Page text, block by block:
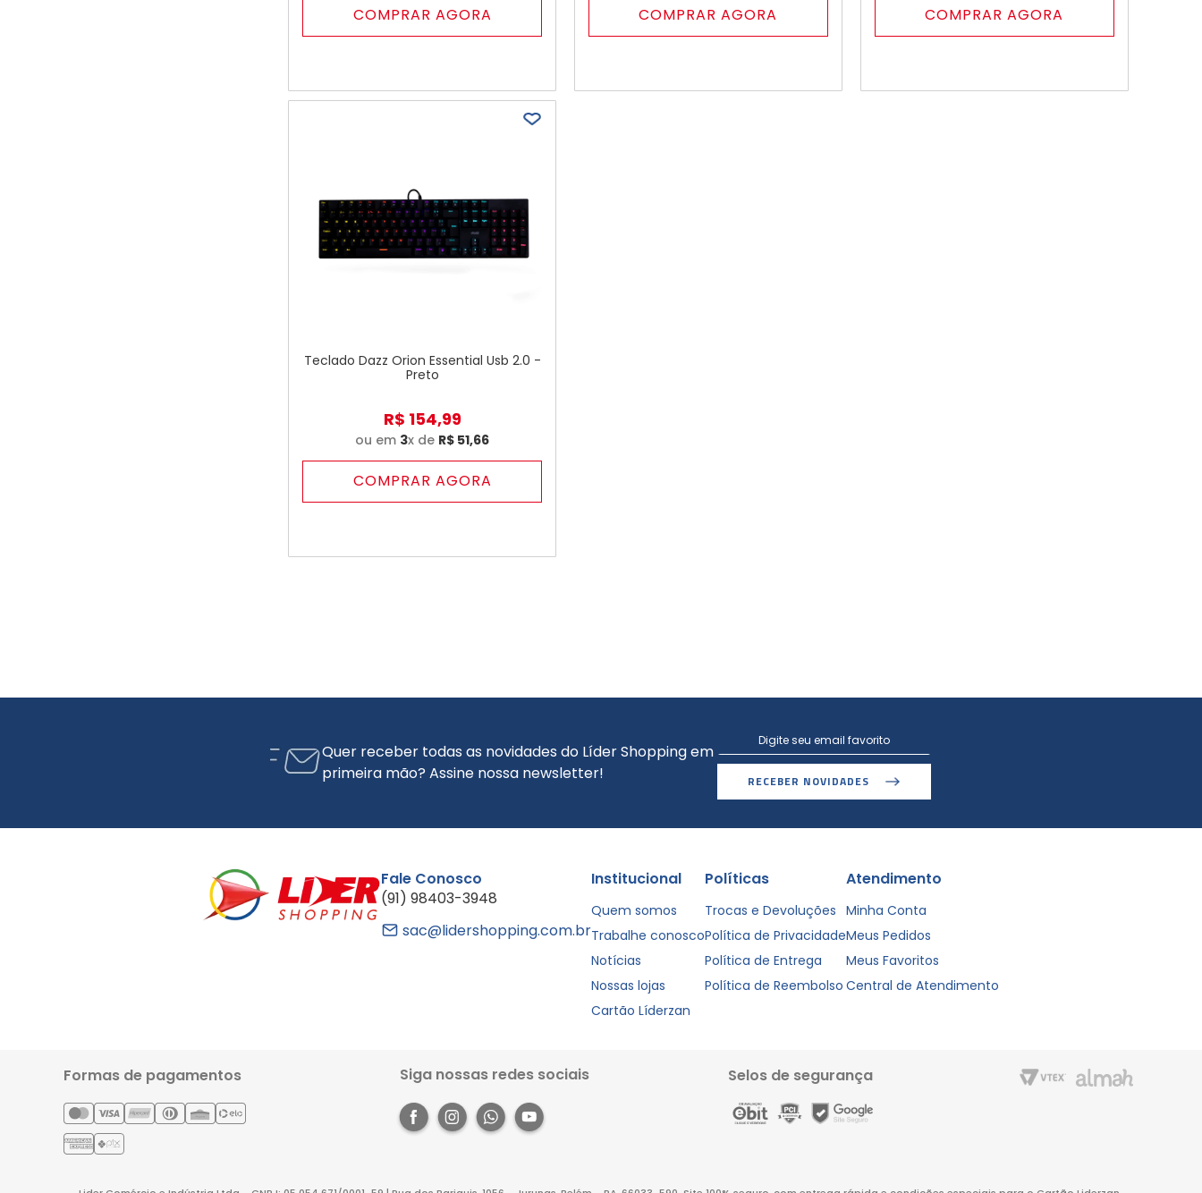
COMPRAR AGORA COMPRAR AGORA COMPRAR AGORA
Teclado Dazz Orion Essential Usb 2.0 -
Preto
R$ 154,99
ou em 3x de R$ 51,66
COMPRAR AGORA
Quer receber todas as novidades do Líder Shopping em
primeira mão? Assine nossa newsletter!
RECEBER NOVIDADES
Fale Conosco
(91) 98403-3948
sac@lidershopping.com.br
Institucional
Quem somos
Trabalhe conosco
Notícias
Nossas lojas
Cartão Líderzan
Políticas
Trocas e Devoluções
Política de Privacidade
Política de Entrega
Política de Reembolso
Atendimento
Minha Conta
Meus Pedidos
Meus Favoritos
Central de Atendimento
Formas de pagamentos Siga nossas redes sociais Selos de segurança